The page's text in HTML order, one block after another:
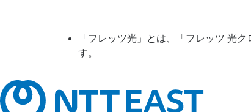
「フレッツ光」とは、「フレッツ 光
す。